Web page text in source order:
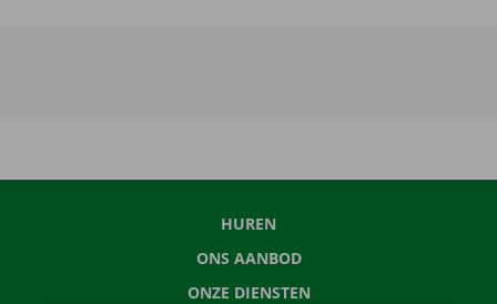
HUREN
ONS AANBOD
ONZE DIENSTEN